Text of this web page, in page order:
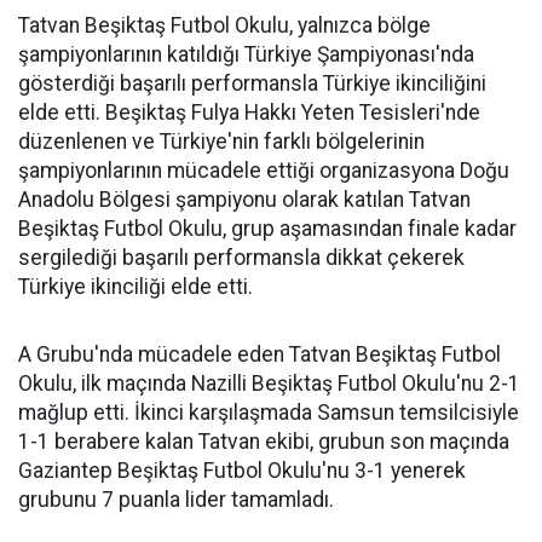
Tatvan Beşiktaş Futbol Okulu, yalnızca bölge
şampiyonlarının katıldığı Türkiye Şampiyonası'nda
gösterdiği başarılı performansla Türkiye ikinciliğini
elde etti. Beşiktaş Fulya Hakkı Yeten Tesisleri'nde
düzenlenen ve Türkiye'nin farklı bölgelerinin
şampiyonlarının mücadele ettiği organizasyona Doğu
Anadolu Bölgesi şampiyonu olarak katılan Tatvan
Beşiktaş Futbol Okulu, grup aşamasından finale kadar
sergilediği başarılı performansla dikkat çekerek
Türkiye ikinciliği elde etti.
A Grubu'nda mücadele eden Tatvan Beşiktaş Futbol
Okulu, ilk maçında Nazilli Beşiktaş Futbol Okulu'nu 2-1
mağlup etti. İkinci karşılaşmada Samsun temsilcisiyle
1-1 berabere kalan Tatvan ekibi, grubun son maçında
Gaziantep Beşiktaş Futbol Okulu'nu 3-1 yenerek
grubunu 7 puanla lider tamamladı.